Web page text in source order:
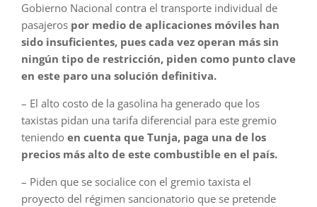
Gobierno Nacional contra el transporte individual de
pasajeros por medio de aplicaciones móviles han
sido insuficientes, pues cada vez operan más sin
ningún tipo de restricción, piden como punto clave
en este paro una solución definitiva.
– El alto costo de la gasolina ha generado que los
taxistas pidan una tarifa diferencial para este gremio
teniendo en cuenta que Tunja, paga una de los
precios más alto de este combustible en el país.
– Piden que se socialice con el gremio taxista el
proyecto del régimen sancionatorio que se pretende